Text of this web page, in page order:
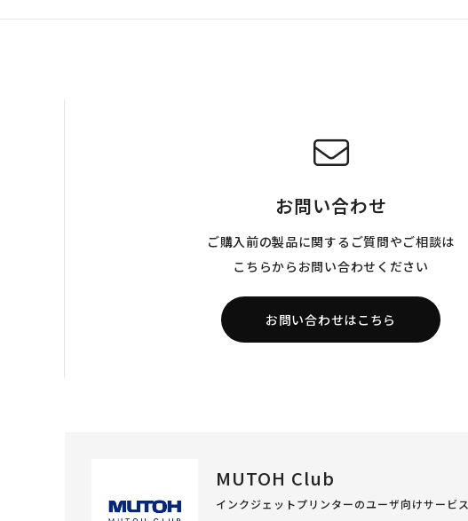
お問い合わせ
ご購入前の製品に関するご質問やご相談は
こちらからお問い合わせください
お問い合わせはこちら
MUTOH Club
インクジェットプリンターのユーザ向けサービス